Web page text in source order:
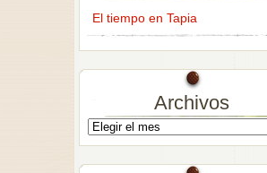
El tiempo en Tapia
Archivos